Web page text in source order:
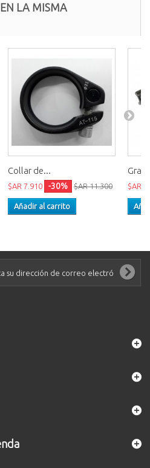
LA MISMA
Collar de...
$AR 7.910 -30% $AR 11.300
Añadir al carrito
$AR